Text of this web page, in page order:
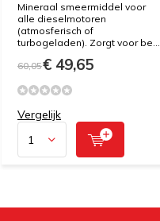
Mineraal smeermiddel voor
alle dieselmotoren
(atmosferisch of
turbogeladen). Zorgt voor be...
60,05€ 49,65
Vergelijk